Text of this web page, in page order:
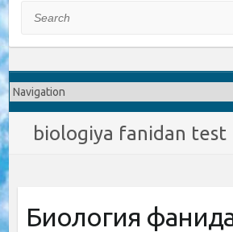
biologiya fanidan test
Биология